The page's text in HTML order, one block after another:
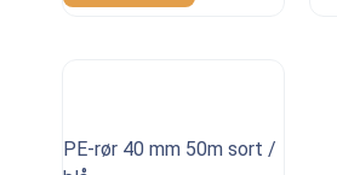
PE-rør 40 mm 50m sort /